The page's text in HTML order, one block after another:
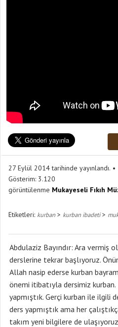
27 Eylül 2014 tarihinde yayınlandı.
Gösterim: 3.120
görüntülenme Mukayeseli Fıkıh
Etiketleri: kurban > kurban ibadeti>
Abdulaziz Bayındır: Ara vermiş
derslerine tekrar başlıyoruz.
Allah nasip ederse kurban
önemi itibatıyla dersimiz
yapmıştık. Gerçi kurban ile ilgili
ders yapmıştık ama her
takım yeni bilgilere de